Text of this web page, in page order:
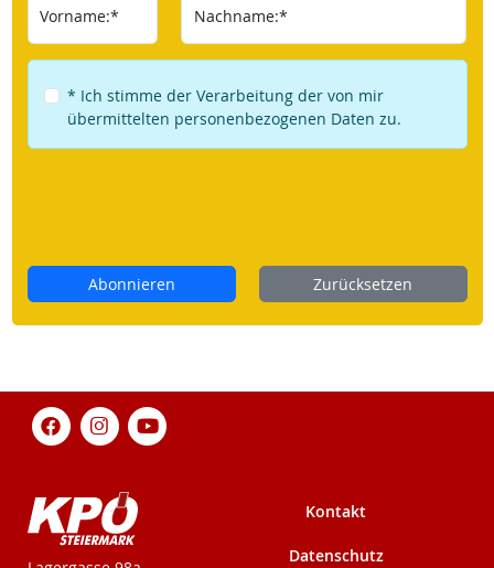
Vorname:* Nachname:*
* Ich stimme der Verarbeitung der von mir
übermittelten personenbezogenen Daten zu.
Abonnieren Zurücksetzen
Kontakt
Datenschutz